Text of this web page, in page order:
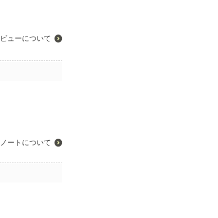
ューについて
ートについて